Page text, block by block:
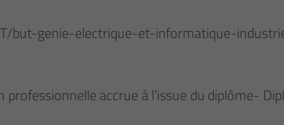
genie-electrique-et-informatique-
accrue à l’issue du diplôme-